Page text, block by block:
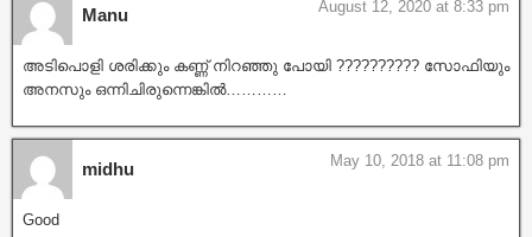
Manu August 12, 2020 at 8:33 pm
അടിപൊളി ശരിക്കും കണ്ണ് നിറഞ്ഞു പോയി ?????????? സോഫിയും
അനസും ഒന്നിചിരുന്നെങ്കിൽ…………
midhu May 10, 2018 at 11:08 pm
Good